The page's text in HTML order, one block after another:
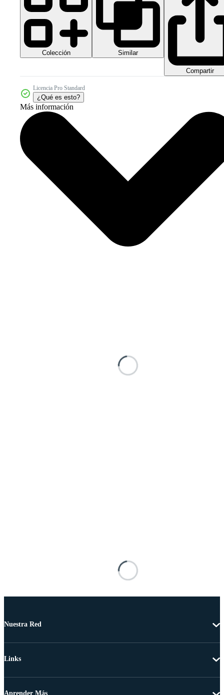
Colección Similar
Compartir
Licencia Pro Standard
¿Qué es esto?
Más información
Nuestra Red
Links
Aprender Más